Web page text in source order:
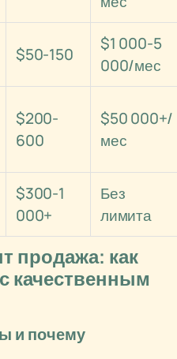
$50-150
$1 000-5
000/мес
$200-
600
$50 000+/
мес
$300-1
000+
Без
лимита
продажа: как
качественным
и почему